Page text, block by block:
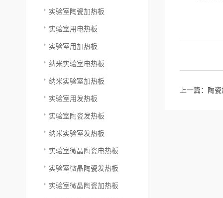
实验室陶瓷加热板
实验室用电热板
实验室用加热板
纳米实验室电热板
纳米实验室加热板
实验室用发热板
实验室陶瓷发热板
纳米实验室发热板
实验室微晶陶瓷电热板
实验室微晶陶瓷发热板
实验室微晶陶瓷加热板
上一篇： 陶